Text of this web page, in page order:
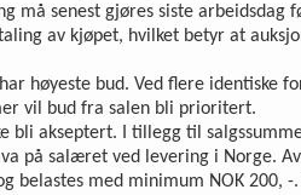
må senest gjøres siste arbeidsdag
av kjøpet, hvilket betyr at
høyeste bud. Ved flere identiske
vil bud fra salen bli prioritert.
bli akseptert. I tillegg til
på salæret ved levering i Norge.
med minimum NOK 200,